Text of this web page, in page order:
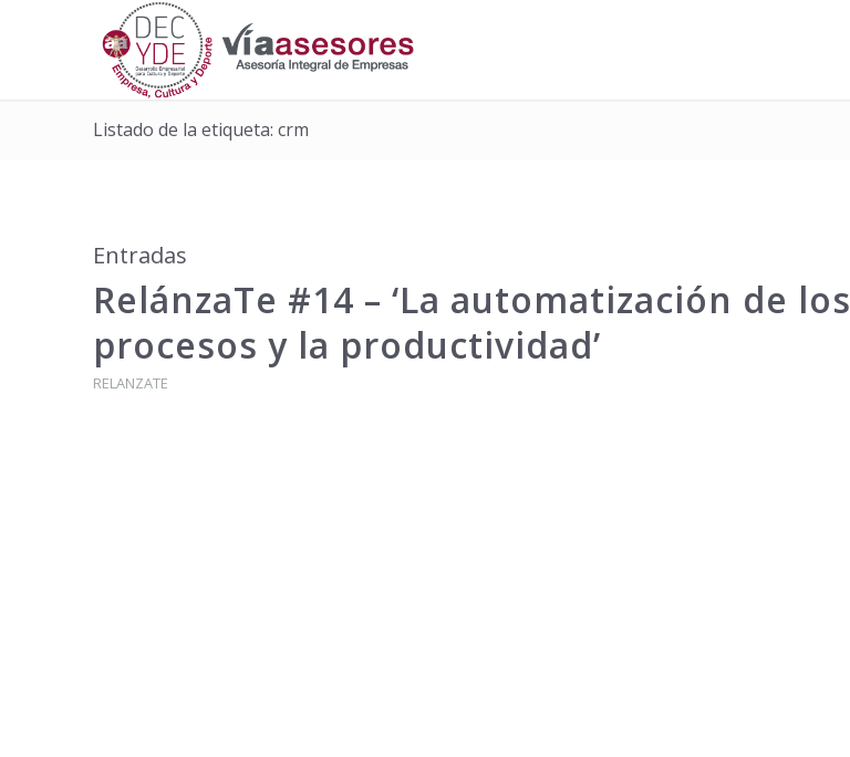
Listado de la etiqueta: crm
Entradas
RelánzaTe #14 – ‘La automatización de los
procesos y la productividad’
RELANZATE